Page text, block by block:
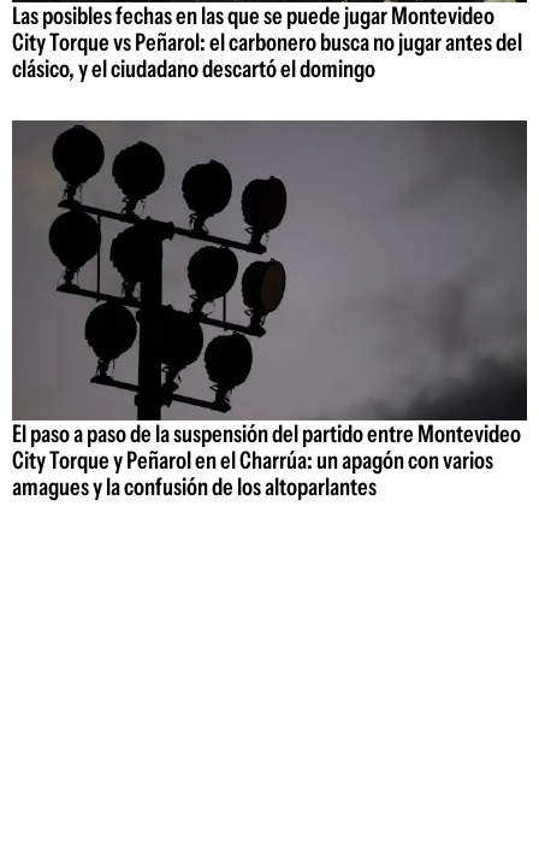
Las posibles fechas en las que se puede jugar Montevideo
City Torque vs Peñarol: el carbonero busca no jugar antes del
clásico, y el ciudadano descartó el domingo
El paso a paso de la suspensión del partido entre Montevideo
City Torque y Peñarol en el Charrúa: un apagón con varios
amagues y la confusión de los altoparlantes